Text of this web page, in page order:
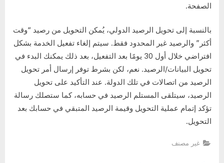
الصفحة.
بالنسبة إلى تحويل الرصيد الدولي، يُمكن التحويل من رصيد “وقت
أكثر” والرصيد غير المحدود فقط. سيتم إلغاء تفعيل الخدمة بشكل
افتراضي خلال أول 30 يومًا بعد التفعيل، بعد ذلك يمكنك البدء في
تحويل البيانات/الرصيد. نعم، لكن بشرط توفر إرسال أمر تحويل
الرصيد من اتصالات في تلك الدولة. عند التأكيد على تحويل
الرصيد، سيتلقى المستلم الرصيد في حسابه، كما ستصلك رسالة
تؤكد إتمام عملية التحويل وقيمة الرصيد المتبقي في حسابك بعد
التحويل.
غير مصنف